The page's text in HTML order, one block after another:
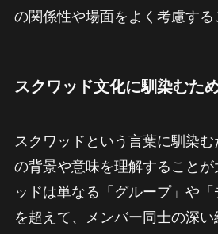
の関係性や場面をよく考慮する
スクワッド文化に馴染むた
スクワッドという言葉に馴染
の背景や意味を理解すること
ッドは単なる「グループ」や
を超えて、メンバー同士の深